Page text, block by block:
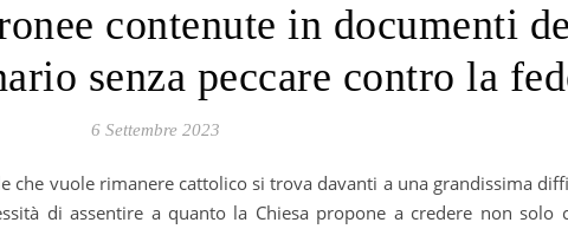
contenute in documenti
senza peccare contro la
6 Settembre 2023
di assentire a quanto la Chiesa propone a credere non solo